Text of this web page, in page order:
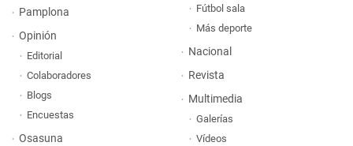
Pamplona
Opinión
Editorial
Colaboradores
Blogs
Encuestas
Osasuna
Fútbol sala
Más deporte
Nacional
Revista
Multimedia
Galerías
Vídeos